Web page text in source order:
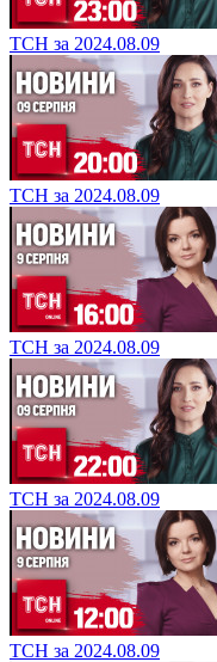
ТСН за 2024.08.09
ТСН за 2024.08.09
ТСН за 2024.08.09
ТСН за 2024.08.09
ТСН за 2024.08.09